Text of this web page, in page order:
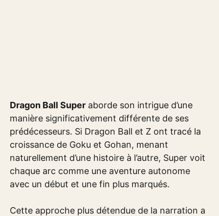
Dragon Ball Super aborde son intrigue d’une
manière significativement différente de ses
prédécesseurs. Si Dragon Ball et Z ont tracé la
croissance de Goku et Gohan, menant
naturellement d’une histoire à l’autre, Super voit
chaque arc comme une aventure autonome
avec un début et une fin plus marqués.
Cette approche plus détendue de la narration a